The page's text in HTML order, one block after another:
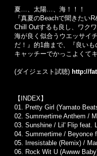
夏…、太陽…、海！！！
『真夏のBeachで聞きたい
Chill Outするも良し、ワク
海が良く似合うウエッサイ
だ！』的1曲まで、『良い
キャッチーでかっこよくて
(ダイジェスト試聴) http://
【INDEX】
01. Pretty Girl (Yamato
02. Summertime Anthem /
03. Sunshine / Lil' Flip feat.
04. Summertime / Beyonce
05. Irresistable (Remix) /
06. Rock Wit U (Awww